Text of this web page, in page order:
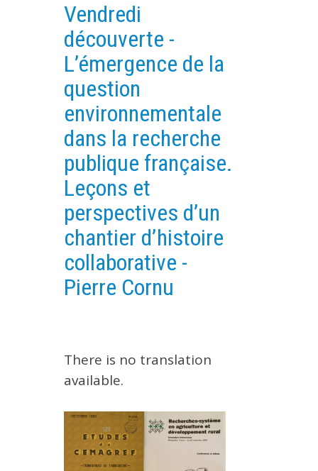
RECRUITMENT
RESEARCH
EXPERIMENTAL PLATFORMS
GEOGRAPHIC LOCATIONS
CURRENT PROJECTS
COMPLETED PROJECTS
UMR NETWORKS
REGULAR SEMINARS
TRAINING COURSES
MASTER
ENGINEERING
THESES IN PROGRESS
PRODUCTION
METHODS AND TOOLS
SOFTWARE
Vendredi
découverte -
L’émergence de la
question
environnementale
dans la recherche
publique française.
Leçons et
perspectives d’un
chantier d’histoire
collaborative -
Pierre Cornu
There is no translation
available.